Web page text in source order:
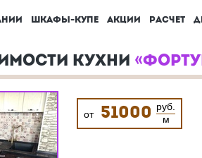
ШКАФЫ-КУПЕ АКЦИИ РАСЧЕТ
КУХНИ
от 51000 руб.
м